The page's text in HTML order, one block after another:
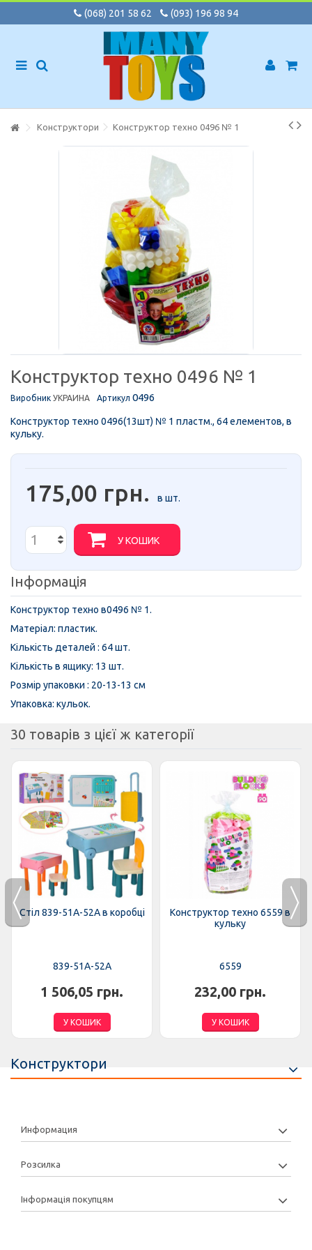
(068) 201 58 62 (093) 196 98 94
Конструктори Конструктор техно 0496 № 1
Конструктор техно 0496 № 1
Виробник УКРАИНА Артикул 0496
Конструктор техно 0496(13шт) № 1 пластм., 64 елементов, в
кульку.
175,00 грн. в шт.
У КОШИК
Інформація
Конструктор техно в0496 № 1.
Матеріал: пластик.
Кількість деталей : 64 шт.
Кількість в ящику: 13 шт.
Розмір упаковки : 20-13-13 см
Упаковка: кульок.
30 товарів з цієї ж категорії
Стіл 839-51A-52A в коробці
839-51A-52A
1 506,05 грн.
У КОШИК
Конструктор техно 6559 в
кульку
6559
232,00 грн.
У КОШИК
Конструктори
Информация
Розсилка
Інформація покупцям